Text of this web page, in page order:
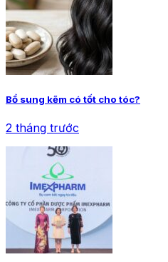
Bổ sung kẽm có tốt cho tóc?
2 tháng trước